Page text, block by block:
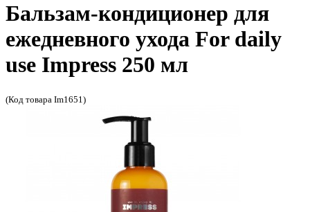
Бальзам-кондиционер для
ежедневного ухода For daily
use Impress 250 мл
(Код товара Im1651)